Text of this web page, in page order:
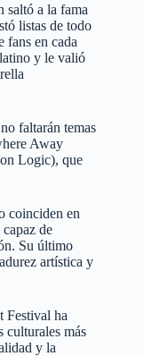
saltó a la fama
listas de todo
fans en cada
y le valió
faltarán temas
Away
Logic), que
coinciden en
de
Su último
artística y
Festival ha
culturales más
y la